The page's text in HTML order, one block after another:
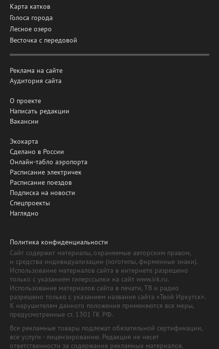
Карта катков
Голоса города
Лесное озеро
Весточка с передовой
Реклама на сайте
Аудитория сайта
О проекте
Написать редакции
Вакансии
Экокарта
Сделано в России
Онлайн-табло аэропорта
Расписание электричек
Расписание поездов
Подписка на новости
Спецпроекты
Наглядно
Политика конфиденциальности
Сайт содержит материалы, охраняемые авторским правом,
и средства индивидуализации (логотипы, фирменные знаки).
Использование материалов сайта в интернете разрешено
только с указанием гиперссылки на сайт www.irk.ru.
Использование материалов сайта в печати, ТВ и радио
разрешено только с указанием названия сайта «Твой Иркутск».
К нарушителям данного положения применяются все меры,
предусмотренные ст. 1301 ГК РФ.
Все рекламные товары подлежат обязательной сертификации,
все услуги - лицензированию. Редакция не несет
ответственности за содержание рекламных материалов.